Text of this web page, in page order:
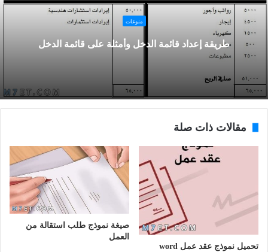
منوعات
طريقة إعداد قائمة الدخل وأمثلة على قائمة الدخل
مقالات ذات صلة
تحميل نموذج عقد عمل word
صيغة نموذج طلب استقالة من
العمل